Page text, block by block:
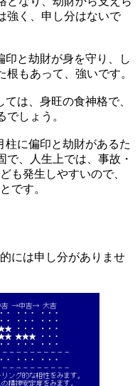
強く、申し分はないで
と劫財が身を守り、し
根もあって、強いです。
は、身旺の食神格で、
でしょう。
に偏印と劫財があるた
で、人生上では、事故・
も発生しやすいので、
です。
には申し分がありませ